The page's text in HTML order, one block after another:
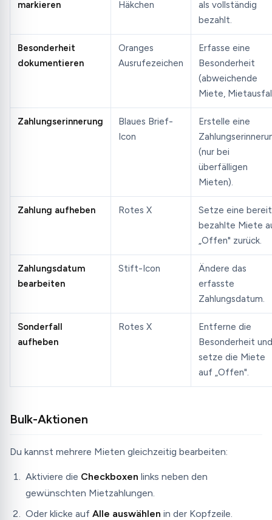
markieren Häkchen
als vollständig
bezahlt.
Besonderheit
dokumentieren
Oranges
Ausrufezeichen
Erfasse eine
Besonderheit
(abweichende
Miete,
Zahlungserinnerung
Blaues Brief-
Icon
Erstelle eine
(nur bei
überfälligen
Mieten).
Zahlung aufheben Rotes X
Setze eine
bezahlte Miete
„Offen" zurück.
Zahlungsdatum
bearbeiten
Stift-Icon
Ändere das
erfasste
Zahlungsdatum.
Sonderfall
aufheben
Rotes X
Entferne die
Besonderheit und
setze die Miete
auf „Offen".
Bulk-Aktionen
Du kannst mehrere Mieten gleichzeitig bearbeiten:
Aktiviere die Checkboxen links neben den
gewünschten Mietzahlungen.
Oder klicke auf Alle auswählen in der Kopfzeile.